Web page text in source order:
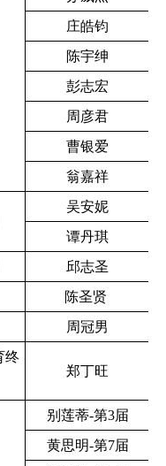
庄皓钧
陈宇绅
彭志宏
周彦君
曹银爱
翁嘉祥
吴安妮
谭丹琪
邱志圣
陈圣贤
周冠男
终
郑丁旺
别莲蒂-第3届
黄思明-第7届